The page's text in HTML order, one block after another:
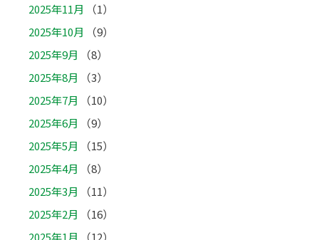
2025年11月
（1）
2025年10月
（9）
2025年9月
（8）
2025年8月
（3）
2025年7月
（10）
2025年6月
（9）
2025年5月
（15）
2025年4月
（8）
2025年3月
（11）
2025年2月
（16）
2025年1月
（12）